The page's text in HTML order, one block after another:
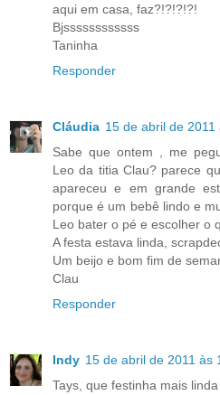
aqui em casa, faz?!?!?!?!
Bjssssssssssss
Taninha
Responder
Cláudia 15 de abril de 2011
Sabe que ontem , me
Leo da titia Clau? parece
apareceu e em grande
porque é um bebê lindo e
Leo bater o pé e escolher o
A festa estava linda,
Um beijo e bom fim de
Clau
Responder
Indy 15 de abril de 2011 às
Tays, que festinha mais